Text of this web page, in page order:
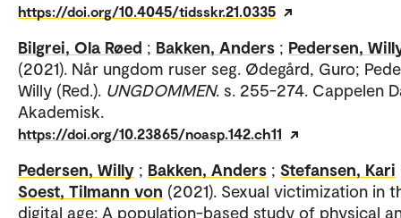
https://doi.org/10.4045/tidsskr.21.0335
Bilgrei, Ola Røed ; Bakken, Anders ; Pedersen,
(2021). Når ungdom ruser seg. Ødegård, Guro;
Willy (Red.). UNGDOMMEN. s. 255-274. Cappelen
Akademisk.
https://doi.org/10.23865/noasp.142.ch11
Pedersen, Willy ; Bakken, Anders ; Stefansen, Kari
Soest, Tilmann von (2021). Sexual victimization in
digital age: A population-based study of physical